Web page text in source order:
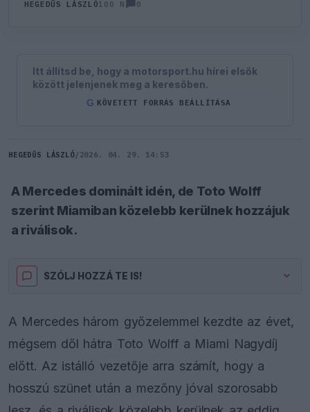
HEGEDŰS LÁSZLÓ100 N 0
Itt állítsd be, hogy a motorsport.hu hírei elsők
között jelenjenek meg a keresőben.
G KÖVETETT FORRÁS BEÁLLÍTÁSA
HEGEDŰS LÁSZLÓ/ 2026. 04. 29. 14:53
A Mercedes dominált idén, de Toto Wolff
szerint Miamiban közelebb kerülnek hozzájuk
a riválisok.
SZÓLJ HOZZÁ TE IS!
A Mercedes három győzelemmel kezdte az évet,
mégsem dől hátra Toto Wolff a Miami Nagydíj
előtt. Az istálló vezetője arra számít, hogy a
hosszú szünet után a mezőny jóval szorosabb